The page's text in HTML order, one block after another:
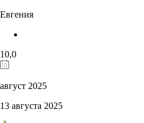
Евгения
10,0
август 2025
13 августа 2025